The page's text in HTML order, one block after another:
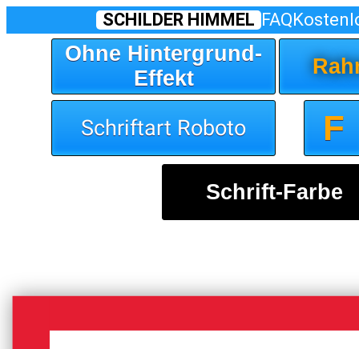
SCHILDER HIMMEL FAQ
Ohne Hintergrund-
Effekt
Schriftart Roboto F
Schrift-Farbe